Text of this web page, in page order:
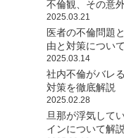
不倫観、その意外
2025.03.21
医者の不倫問題
由と対策について
2025.03.14
社内不倫がバレ
対策を徹底解説
2025.02.28
旦那が浮気して
インについて解説